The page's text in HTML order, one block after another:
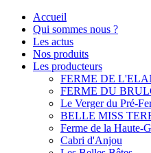
Accueil
Qui sommes nous ?
Les actus
Nos produits
Les producteurs
FERME DE
FERME DU
Le Verger du Pré-
BELLE MISS
Ferme de la Haute-
Cabri d'Anjou